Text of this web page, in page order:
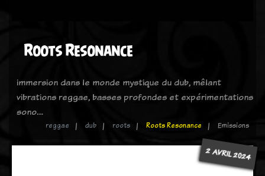
Roots Resonance
immersion dans le monde mystique du dub, mêlant
vibrations reggae, basses profondes et expérimentations
sono…
reggae dub roots Roots Resonance Emissions
2 AVRIL 2024